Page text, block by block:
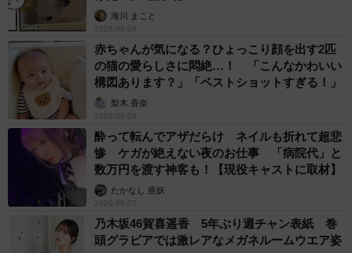
海川 まこと
2026.08.08
赤ちゃんが気になる？ひょっこり顔を出す2匹
の猫の愛らしさに悶絶…！ 「こんなかわいい
構図あります？」「ベストショットすぎる！」
梨木 香奈
2026.08.08
酔って転んでアザだらけ ネイルも折れて超悲
惨 ケガが絶えない夜のお仕事 「病院代」と
数万円を渡す神客も！【現役キャストに取材】
たかなし 亜妖
2026.08.07
乃木坂46賀喜遥香 5年ぶり週チャン表紙 巻
頭グラビアでは激レアなメガネルームウエア姿